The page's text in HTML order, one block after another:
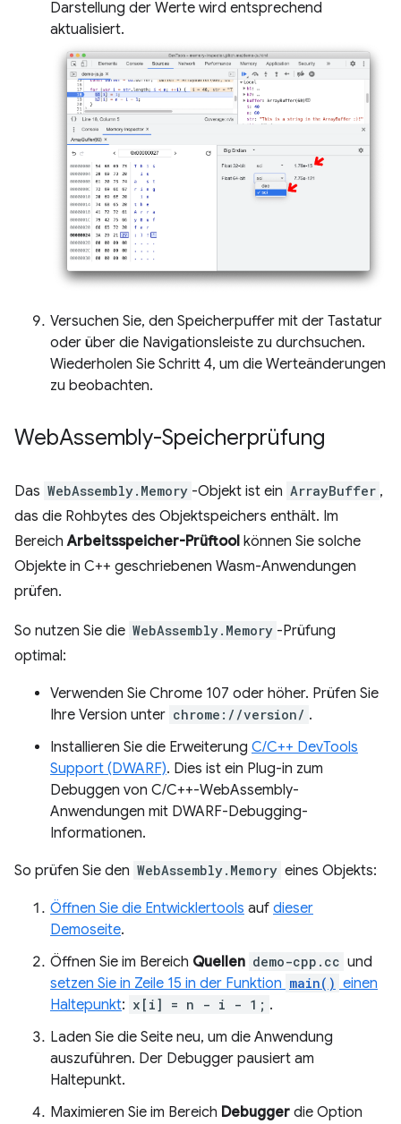
Darstellung der Werte wird entsprechend
aktualisiert.
Versuchen Sie, den Speicherpuffer mit der Tastatur
oder über die Navigationsleiste zu durchsuchen.
Wiederholen Sie Schritt 4, um die Werteänderungen
zu beobachten.
WebAssembly-Speicherprüfung
Das WebAssembly.Memory -Objekt ist ein ArrayBuffer ,
das die Rohbytes des Objektspeichers enthält. Im
BereichArbeitsspeicher-Prüftool können Sie solche
Objekte in C++ geschriebenen Wasm-Anwendungen
prüfen.
So nutzen Sie die WebAssembly.Memory -Prüfung
optimal:
Verwenden Sie Chrome 107 oder höher. Prüfen Sie
Ihre Version unter chrome://version/ .
Installieren Sie die Erweiterung C/C++ DevTools
Support (DWARF). Dies ist ein Plug-in zum
Debuggen von C/C++-WebAssembly-
Anwendungen mit DWARF-Debugging-
Informationen.
So prüfen Sie den WebAssembly.Memory eines Objekts:
Öffnen Sie die Entwicklertools auf dieser
Demoseite.
Öffnen Sie im Bereich Quellen demo-cpp.cc und
setzen Sie in Zeile 15 in der Funktion main() einen
Haltepunkt: x[i] = n - i - 1; .
Laden Sie die Seite neu, um die Anwendung
auszuführen. Der Debugger pausiert am
Haltepunkt.
Maximieren Sie im Bereich Debugger die Option